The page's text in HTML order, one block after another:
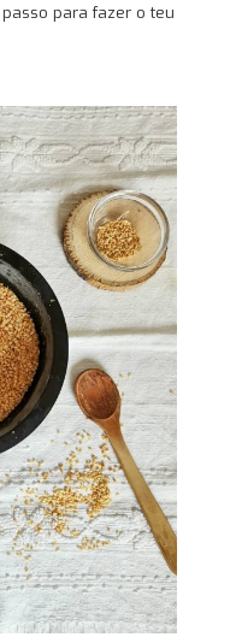
para fazer o teu